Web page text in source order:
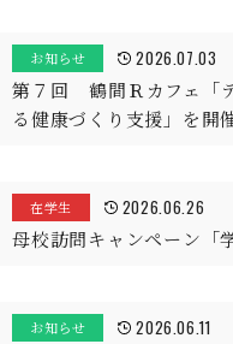
お知らせ 2026.07.03
第７回 鶴間Ｒカフェ「
る健康づくり支援」を開
在学生 2026.06.26
母校訪問キャンペーン「
お知らせ 2026.06.11